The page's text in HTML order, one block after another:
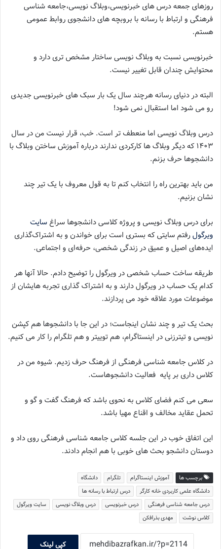
روزهای جمعه درس های خبرنویسی،وبلاگ نویسی،جامعه شناسی
فرهنگی و ارتباط با رسانه با بروبچه های دانشجوی روابط عمومی
هستم.
خبرنویسی نسبت به وبلاگ نویسی ساختار مشخص تری دارد و
محتوایش چندان قابل تغییر نیست.
البته در دنیای رسانه هرچند سال یک بار سبک های خبرنویسی جدیدی
رو می شود اما استقبال نمی شود!
درس وبلاگ نویسی اما منعطف تر است. خب، قرار نیست من در سال
۱۴۰۳ که دیگر وبلاگ ها کارکردی ندارند درباره آموزش ساختن وبلاگ با
دانشجوها حرف بزنم.
من باید بهترین راه را انتخاب کنم تا به قول معروف با یک تیر چند
نشان بزنیم.
برای درس وبلاگ نویسی و پروژه کلاسی دانشجوها سراغ سایت
ویرگولرفتم سایتی که بستری است برای خواندن و به اشتراک‌گذاری
ایده‌های اصیل و عمیق در زندگی شخصی، حرفه‌ای و اجتماعی.
طریقه ساخت حساب شخصی در ویرگول را توضیح دادم. حالا آنها هر
کدام یک حساب در ویرگول دارند و به اشتراک گذاری تجربه هایشان از
موضوعات مورد علاقه خود می پردازند.
بحث یک تیر و چند نشان اینجاست؛ در این جا با دانشجوها هم کپشن
نویسی و تیترزنی در اینستاگرام، هم توییتر و هم تلگرام را کار می کنیم.
در کلاس جامعه شناسی فرهنگی از فرهنگ حرف زدیم. شیوه من در
کلاس داری بر پایه فعالیت دانشجوهاست.
سعی می کنم فضای کلاس به نحوی باشد که فرهنگ گفت و گو و
تحمل عقاید مخالف و اقناع مهیا باشد.
این اتفاق خوب در این جلسه کلاس جامعه شناسی فرهنگی روی داد و
دوستان دانشجو بحث های خوبی با هم انجام دادند.
برچسب ها آموزش اینستاگرام تلگرام
دانشگاه
دانشگاه علمی کاربردی خانه کارگر
درس ارتباط با رسانه ها
درس جامعه شناسی فرهنگی
درس خبرنویسی درس وبلاگ نویسی
سایت ویرگول
کلاس نوشت
مهدی بذرافکن
کپی لینک